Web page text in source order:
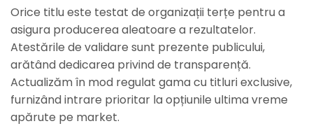
Orice titlu este testat de organizații terțe pentru a
asigura producerea aleatoare a rezultatelor.
Atestările de validare sunt prezente publicului,
arătând dedicarea privind de transparență.
Actualizăm în mod regulat gama cu titluri exclusive,
furnizând intrare prioritar la opțiunile ultima vreme
apărute pe market.